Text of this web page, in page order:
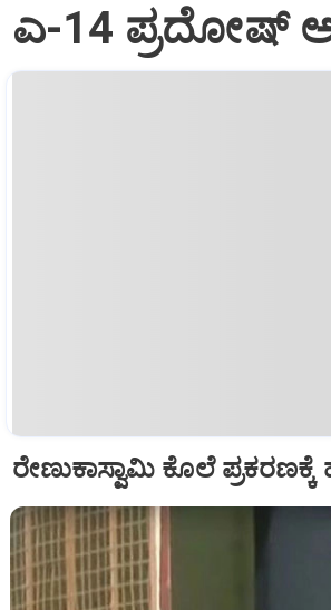
ಎ-14 ಪ್ರದೋಷ್
ರೇಣುಕಾಸ್ವಾಮಿ ಕೊಲೆ